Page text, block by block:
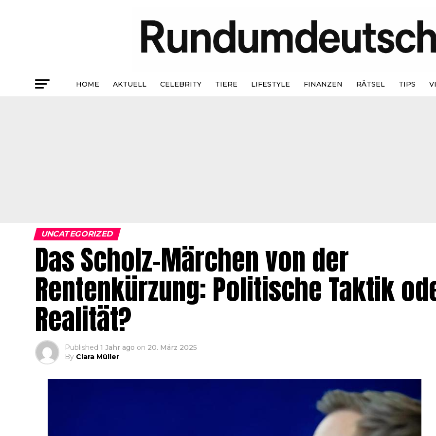
HOME AKTUELL CELEBRITY TIERE LIFESTYLE FINANZEN RÄTSEL TIPS
UNCATEGORIZED
Das Scholz-Märchen von der
Rentenkürzung: Politische Taktik
Realität?
Published 1 Jahr ago on 20. März 2025
By Clara Müller